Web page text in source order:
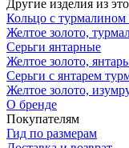
Другие изделия из
Кольцо с турмалином
Желтое золото,
Серьги янтарные
Желтое золото,
Серьги с янтарем
Желтое золото,
О бренде
Покупателям
Гид по размерам